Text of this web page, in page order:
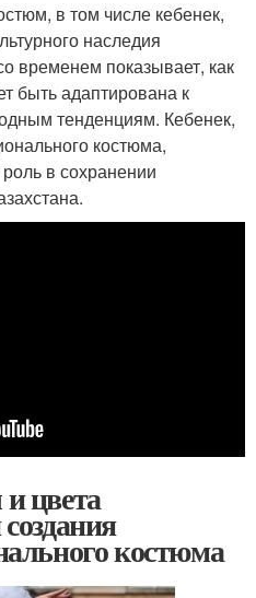
в том числе кебенек,
наследия
временем показывает, как
быть адаптирована к
тенденциям. Кебенек,
костюма,
в сохранении
цвета
костюма